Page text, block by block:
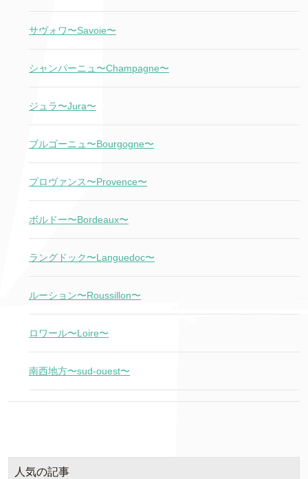
サヴォワ〜Savoie〜
シャンパーニュ〜Champagne〜
ジュラ〜Jura〜
ブルゴーニュ〜Bourgogne〜
プロヴァンス〜Provence〜
ボルドー〜Bordeaux〜
ラングドック〜Languedoc〜
ルーション〜Roussillon〜
ロワール〜Loire〜
南西地方〜sud-ouest〜
人気の記事